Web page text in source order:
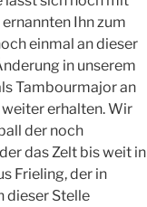
Ihn zum
einmal an dieser
in unserem
Tambourmajor an
erhalten. Wir
der noch
das Zelt bis weit in
Frieling, der in
dieser Stelle